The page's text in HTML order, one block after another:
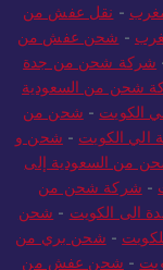
- نقل عفش من
- شحن عفش من
شركة شحن من جدة
شحن من السعودية
الكويت - شحن من
الكويت - شحن و
من السعودية إلى
- شركة شحن من
الى الكويت - شحن
- شحن بري من
- شحن عفش من